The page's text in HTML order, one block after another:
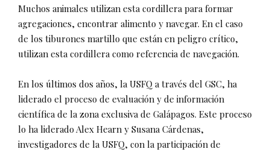
Muchos animales utilizan esta cordillera para formar
agregaciones, encontrar alimento y navegar. En el caso
de los tiburones martillo que están en peligro crítico,
utilizan esta cordillera como referencia de navegación.
En los últimos dos años, la USFQ a través del GSC, ha
liderado el proceso de evaluación y de información
científica de la zona exclusiva de Galápagos. Este proceso
lo ha liderado Alex Hearn y Susana Cárdenas,
investigadores de la USFQ, con la participación de